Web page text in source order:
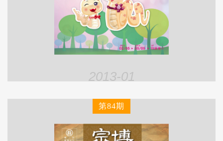
2013-01
第84期